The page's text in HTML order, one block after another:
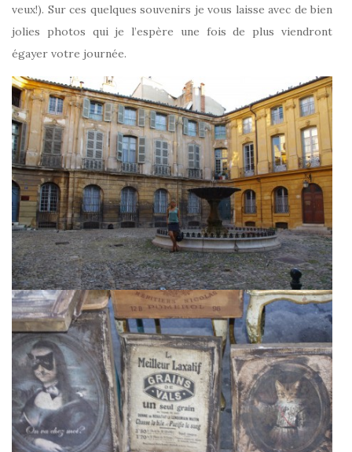
veux!). Sur ces quelques souvenirs je vous laisse avec de bien
jolies photos qui je l’espère une fois de plus viendront
égayer votre journée.